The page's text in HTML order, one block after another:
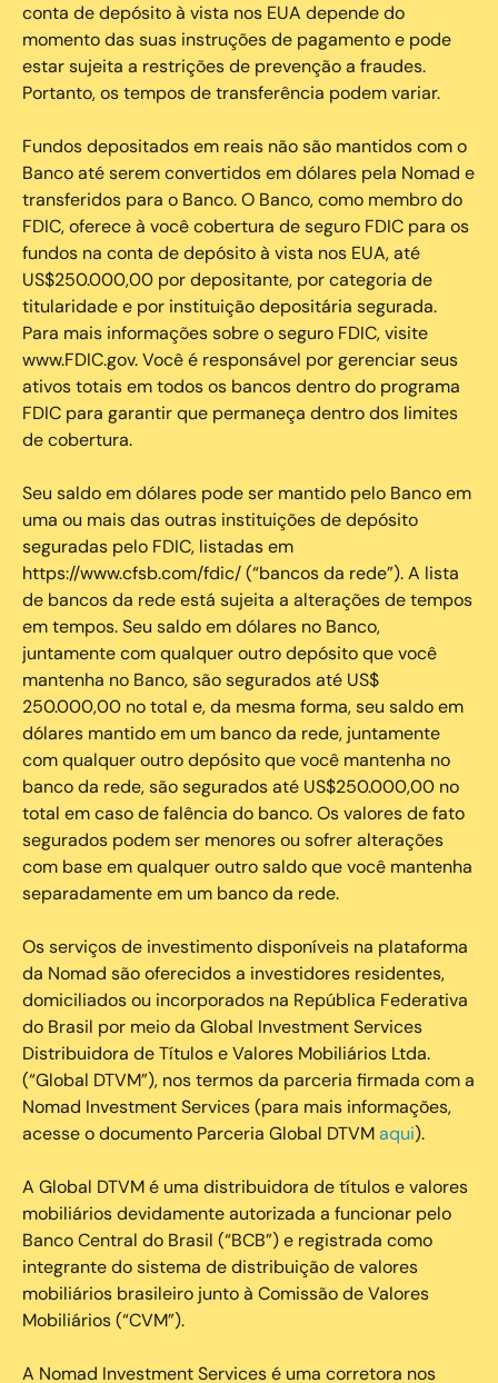
conta de depósito à vista nos EUA depende do
momento das suas instruções de pagamento e pode
estar sujeita a restrições de prevenção a fraudes.
Portanto, os tempos de transferência podem variar.
Fundos depositados em reais não são mantidos com o
Banco até serem convertidos em dólares pela Nomad e
transferidos para o Banco. O Banco, como membro do
FDIC, oferece à você cobertura de seguro FDIC para os
fundos na conta de depósito à vista nos EUA, até
US$250.000,00 por depositante, por categoria de
titularidade e por instituição depositária segurada.
Para mais informações sobre o seguro FDIC, visite
www.FDIC.gov. Você é responsável por gerenciar seus
ativos totais em todos os bancos dentro do programa
FDIC para garantir que permaneça dentro dos limites
de cobertura.
Seu saldo em dólares pode ser mantido pelo Banco em
uma ou mais das outras instituições de depósito
seguradas pelo FDIC, listadas em
https://www.cfsb.com/fdic/ (“bancos da rede”). A lista
de bancos da rede está sujeita a alterações de tempos
em tempos. Seu saldo em dólares no Banco,
juntamente com qualquer outro depósito que você
mantenha no Banco, são segurados até US$
250.000,00 no total e, da mesma forma, seu saldo em
dólares mantido em um banco da rede, juntamente
com qualquer outro depósito que você mantenha no
banco da rede, são segurados até US$250.000,00 no
total em caso de falência do banco. Os valores de fato
segurados podem ser menores ou sofrer alterações
com base em qualquer outro saldo que você mantenha
separadamente em um banco da rede.
Os serviços de investimento disponíveis na plataforma
da Nomad são oferecidos a investidores residentes,
domiciliados ou incorporados na República Federativa
do Brasil por meio da Global Investment Services
Distribuidora de Títulos e Valores Mobiliários Ltda.
(“Global DTVM”), nos termos da parceria firmada com a
Nomad Investment Services (para mais informações,
acesse o documento Parceria Global DTVMaqui).
A Global DTVM é uma distribuidora de títulos e valores
mobiliários devidamente autorizada a funcionar pelo
Banco Central do Brasil (“BCB”) e registrada como
integrante do sistema de distribuição de valores
mobiliários brasileiro junto à Comissão de Valores
Mobiliários (“CVM”).
‍A Nomad Investment Services é uma corretora nos